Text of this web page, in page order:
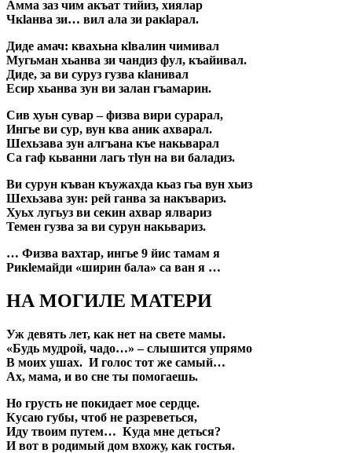
Амма заз чим акъат тийиз, хиялар
Чкlанва зи… вил ала зи ракlарал.
Диде амач: квахьна кlвалин чимивал
Мугьман хьанва зи чандиз фул, къайивал.
Диде, за ви суруз гузва кlанивал
Есир хьанва зун ви залан гъамарин.
Сив хуьн сувар – физва вири сурарал,
Ингье ви сур, вун ква аник ахварал.
Шехьзава зун алгъана къе накьварал
Са гаф кьванни лагь тlун на ви баладиз.
Ви сурун къван къужахда кьаз гьа вун хьиз
Шехьзава зун: рей ганва за накъвариз.
Хуьх лугьуз ви секин ахвар ялвариз
Темен гузва за ви сурун накьвариз.
… Физва вахтар, ингье 9 йис тамам я
Рикlемайди «ширин бала» са ван я …
НА МОГИЛЕ МАТЕРИ
Уж девять лет, как нет на свете мамы.
«Будь мудрой, чадо…» – слышится упрямо
В моих ушах. И голос тот же самый…
Ах, мама, и во сне ты помогаешь.
Но грусть не покидает мое сердце.
Кусаю губы, чтоб не разреветься,
Иду твоим путем… Куда мне деться?
И вот в родимый дом вхожу, как гостья.